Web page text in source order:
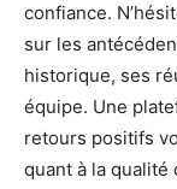
confiance.
sur les
historique, ses
équipe. Une
retours positifs
quant à la qualité